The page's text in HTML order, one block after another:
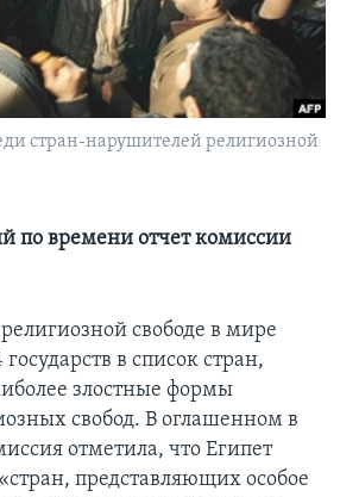
стран-нарушителей религиозной
по времени отчет комиссии
свободе в мире
государств в список стран,
злостные формы
свобод. В оглашенном в
отметила, что Египет
представляющих особое